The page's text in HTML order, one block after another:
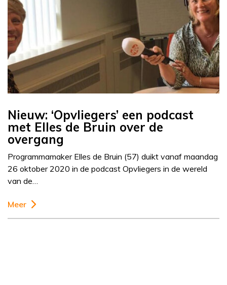
Nieuw: ‘Opvliegers’ een podcast
met Elles de Bruin over de
overgang
Programmamaker Elles de Bruin (57) duikt vanaf maandag
26 oktober 2020 in de podcast Opvliegers in de wereld
van de…
Meer